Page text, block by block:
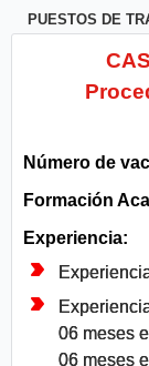
PUESTOS DE
Número de
Formación
Experiencia:
06 meses
06 meses